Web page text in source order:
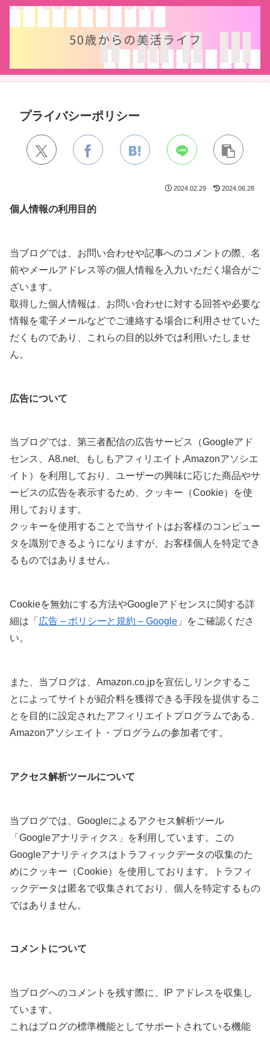
プライバシーポリシー
2024.02.29 2024.06.28
個人情報の利用目的
当ブログでは、お問い合わせや記事へのコメントの際、名
前やメールアドレス等の個人情報を入力いただく場合がご
ざいます。
取得した個人情報は、お問い合わせに対する回答や必要な
情報を電子メールなどでご連絡する場合に利用させていた
だくものであり、これらの目的以外では利用いたしませ
ん。
広告について
当ブログでは、第三者配信の広告サービス（Googleアド
センス、A8.net、もしもアフィリエイト,Amazonアソシエ
イト）を利用しており、ユーザーの興味に応じた商品やサ
ービスの広告を表示するため、クッキー（Cookie）を使
用しております。
クッキーを使用することで当サイトはお客様のコンピュー
タを識別できるようになりますが、お客様個人を特定でき
るものではありません。
Cookieを無効にする方法やGoogleアドセンスに関する詳
細は「 広告 – ポリシーと規約 – Google 」をご確認くださ
い。
また、当ブログは、Amazon.co.jpを宣伝しリンクするこ
とによってサイトが紹介料を獲得できる手段を提供するこ
とを目的に設定されたアフィリエイトプログラムである、
Amazonアソシエイト・プログラムの参加者です。
アクセス解析ツールについて
当ブログでは、Googleによるアクセス解析ツール
「Googleアナリティクス」を利用しています。この
Googleアナリティクスはトラフィックデータの収集のた
めにクッキー（Cookie）を使用しております。トラフィ
ックデータは匿名で収集されており、個人を特定するもの
ではありません。
コメントについて
当ブログへのコメントを残す際に、IP アドレスを収集し
ています。
これはブログの標準機能としてサポートされている機能